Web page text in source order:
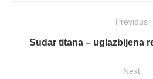
objava
Previous
Previous
Sudar titana – uglazbljena
Next